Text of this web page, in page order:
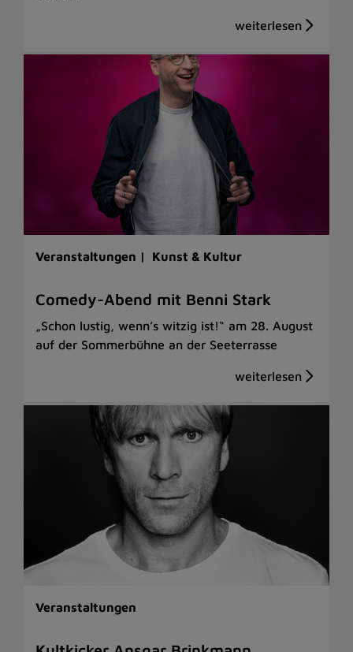
Veranstaltungen | Kunst & Kultur
Comedy-Abend mit Benni Stark
„Schon lustig, wenn’s witzig ist!“ am 28. August
auf der Sommerbühne an der Seeterrasse
Veranstaltungen